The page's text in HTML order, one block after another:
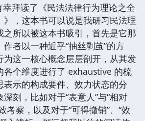
拜读了《民法法律行为理论之全
》，这本书可以说是我研习民法理
之所以被这本书吸引，首先是它那
者以一种近乎“抽丝剥茧”的方
为这一核心概念层层剖开，从其发
各个维度进行了 exhaustive 的梳
表示的构成要件、效力状态的分
刻，比如对于“表意人”与“相对
考察，以及对于“可得撤销”、“效